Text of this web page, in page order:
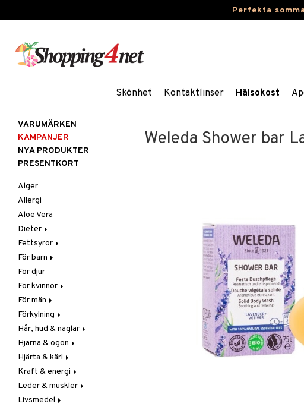
Perfekta
Skönhet Kontaktlinser Hälsokost
Weleda Shower bar
VARUMÄRKEN
KAMPANJER
NYA PRODUKTER
PRESENTKORT
Alger
Allergi
Aloe Vera
Dieter
Glutenintolerans
LCHF
Raw Food
Fettsyror
Marina fettsyror
Veg fettsyror
För barn
Fettsyror
Hudvård
Vitamin & mineral
För djur
För kvinnor
Graviditet & amning
Klimakterie & PMS
Näringstillskott
Övriga
Sex & lust
Skelett
Urinvägar
För män
Näringstillskott
Övriga
Prostata
Sex & lust
Förkylning
C-vitamin
Förebyggande &
lindrande
Hostdämpande
Öron, näsa & hals
Övriga
Hår, hud & naglar
Hår
Kosttillskott
Sol & pigment
Hjärna & ögon
Fettsyror
Minne
Ögon
Hjärta & kärl
Ginkgo biloba
Kärlstärkande
Kolesterolsänkande
Kraft & energi
Ginseng
Övriga
Leder & muskler
Kosttillskott
Livsmedel